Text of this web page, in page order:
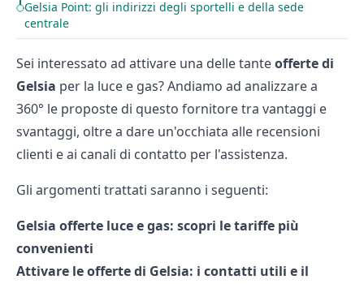
Gelsia Point: gli indirizzi degli sportelli e della sede
centrale
Sei interessato ad attivare una delle tanteofferte di
Gelsia per la luce e gas? Andiamo ad analizzare a
360° le proposte di questo fornitore tra vantaggi e
svantaggi, oltre a dare un'occhiata alle recensioni
clienti e ai canali di contatto per l'assistenza.
Gli argomenti trattati saranno i seguenti:
Gelsia offerte luce e gas: scopri le tariffe più
convenienti
Attivare le offerte di Gelsia: i contatti utili e il